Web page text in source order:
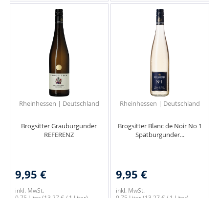
Rheinhessen | Deutschland
Brogsitter Grauburgunder
REFERENZ
9,95 €
inkl. MwSt.
Rheinhessen | Deutschland
Brogsitter Blanc de Noir No 1
Spätburgunder...
9,95 €
inkl. MwSt.